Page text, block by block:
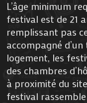
L’âge minimum
festival est de 21
remplissant pas
accompagné
logement, les
des chambres
à proximité du
festival